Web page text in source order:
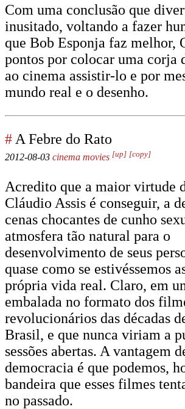
Com uma conclusão que
inusitado, voltando a fazer
que Bob Esponja faz melhor,
pontos por colocar uma corja
ao cinema assistir-lo e por
mundo real e o desenho.
# A Febre do Rato
2012-08-03 cinema movies [up] [copy]
Acredito que a maior virtude
Cláudio Assis é conseguir, a
cenas chocantes de cunho
atmosfera tão natural para o
desenvolvimento de seus
quase como se estivéssemos
própria vida real. Claro, em
embalada no formato dos
revolucionários das décadas
Brasil, e que nunca viriam a
sessões abertas. A vantagem
democracia é que podemos,
bandeira que esses filmes
no passado.